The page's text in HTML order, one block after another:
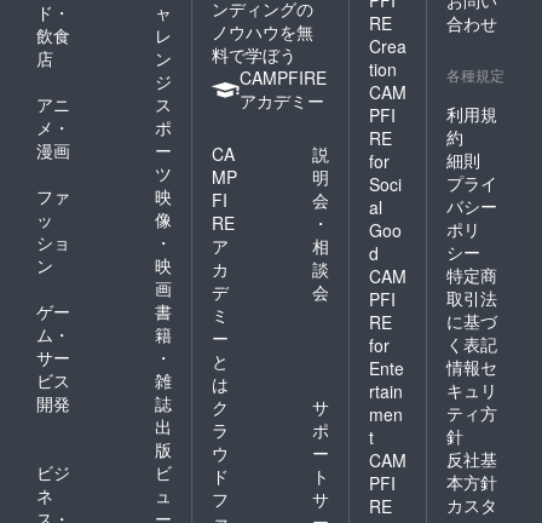
ド・
飲食
店
ャ
レ
ン
ジ
アニ
メ・
漫画
ス
ポ
ー
ツ
ファ
ッ
ショ
ン
映
像
・
映
画
ゲー
ム・
サー
ビス
開発
書
籍
・
雑
誌
出
版
ビジ
ネ
ビ
ュ
ンディングの
ノウハウを無
料で学ぼう
CAMPFIRE
アカデミー
CA
MP
FI
RE
ア
カ
デ
ミ
ー
と
は
説
明
会
・
相
談
会
ク
ラ
ウ
ド
フ
サ
ポ
ー
ト
サ
RE
Crea
tion
CAM
PFI
RE
for
Soci
al
Goo
d
CAM
PFI
RE
for
Ente
rtain
men
t
CAM
PFI
RE
合わせ
各種規定
利用規
約
細則
プライ
バシー
ポリ
シー
特定商
取引法
に基づ
く表記
情報セ
キュリ
ティ方
針
反社基
本方針
カスタ